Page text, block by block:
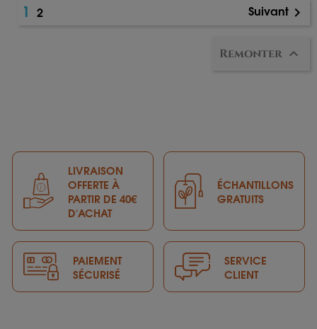
1 2 Suivant 
Remonter 
LIVRAISON
OFFERTE À
PARTIR DE 40€
D'ACHAT
ÉCHANTILLONS
GRATUITS
PAIEMENT
SÉCURISÉ
SERVICE
CLIENT